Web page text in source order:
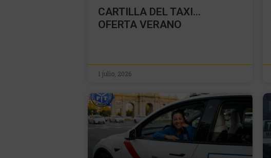
CARTILLA DEL TAXI…
OFERTA VERANO
1 julio, 2026